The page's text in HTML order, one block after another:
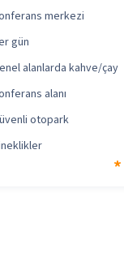
merkezi
gün
alanlarda kahve/çay
alanı
otopark